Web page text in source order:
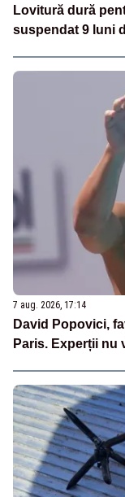
Lovitură dură
suspendat 9 luni
7 aug. 2026, 17:14
David Popovici,
Paris. Experții nu